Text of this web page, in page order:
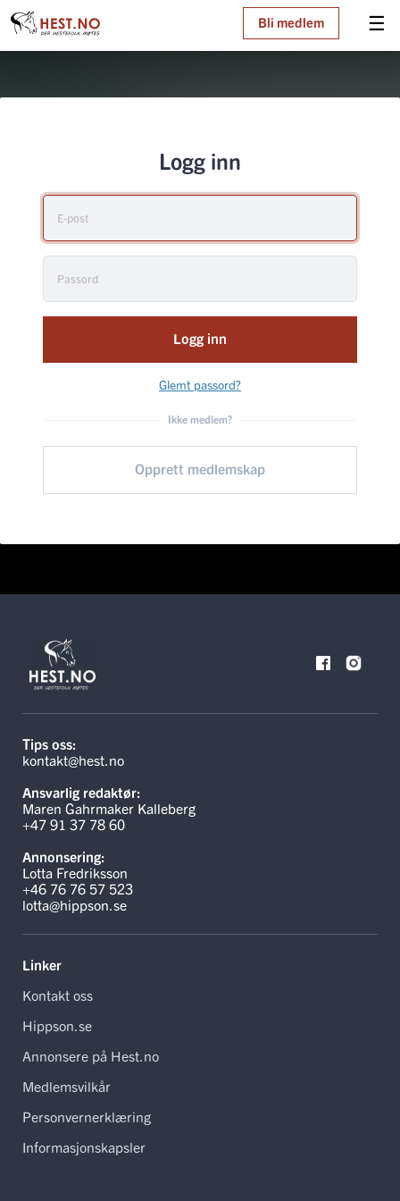
☰
Bli medlem
Logg inn
Logg inn
Glemt passord?
Ikke medlem?
Opprett medlemskap
Tips oss:
kontakt@hest.no
Ansvarlig redaktør:
Maren Gahrmaker Kalleberg
+47 91 37 78 60
Annonsering:
Lotta Fredriksson
+46 76 76 57 523
lotta@hippson.se
Linker
Kontakt oss
Hippson.se
Annonsere på Hest.no
Medlemsvilkår
Personvernerklæring
Informasjonskapsler